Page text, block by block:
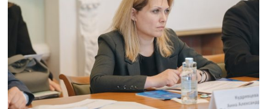
согласно своим уставам, поскольку они не
итальянскому правовому порядку». Указанный опыт с
российской специфики мог бы быть использован при
разработке законопроекта об оптимальных
взаимоотношениях между религиозными
государством.
Заместитель начальника Управления по связям с
религиозными организациями Департамента